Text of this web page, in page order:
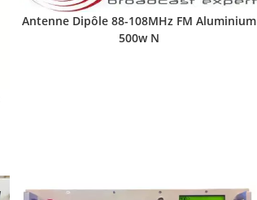
Antenne Dipôle 88-108MHz FM Aluminium
500w N